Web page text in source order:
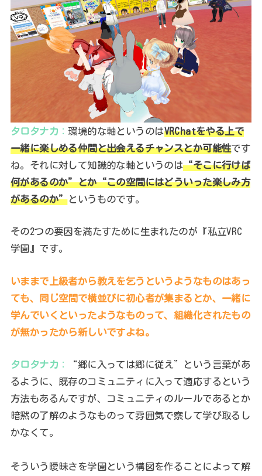
タロタナカ： 環境的な軸というのはVRChatをやる上で
一緒に楽しめる仲間と出会えるチャンスとか可能性です
ね。それに対して知識的な軸というのは“そこに行けば
何があるのか”とか“この空間にはどういった楽しみ方
があるのか”というものです。
その2つの要因を満たすために生まれたのが『私立VRC
学園』です。
いままで上級者から教えを乞うというようなものはあっ
ても、同じ空間で横並びに初心者が集まるとか、一緒に
学んでいくといったようなものって、組織化されたもの
が無かったから新しいですよね。
タロタナカ：
“郷に入っては郷に従え”という言葉があ
るように、既存のコミュニティに入って適応するという
方法もあるんですが、コミュニティのルールであるとか
暗黙の了解のようなものって雰囲気で察して学び取るし
かなくて。
そういう曖昧さを学園という構図を作ることによって解